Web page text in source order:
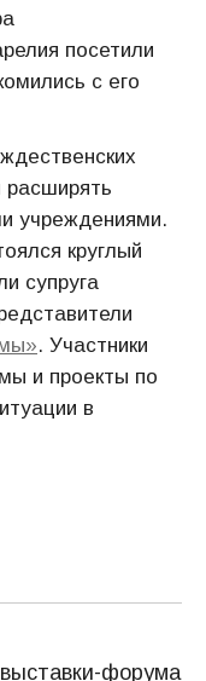
посетили
с его
расширять
учреждениями.
круглый
супруга
. Участники
и проекты по
в
форума